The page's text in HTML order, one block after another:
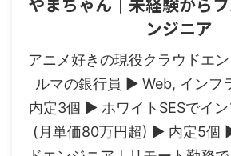
ンジニア
アニメ好きの現役クラウドエ
ルマの銀行員 ▶︎ Web, インフ
内定3個 ▶︎ ホワイトSESでイ
(月単価80万円超) ▶︎ 内定5個